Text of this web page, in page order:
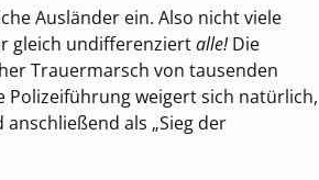
Ausländer ein. Also nicht viele
gleich undifferenziertalle!Die
Trauermarsch von tausenden
weigert sich natürlich,
als „Sieg der